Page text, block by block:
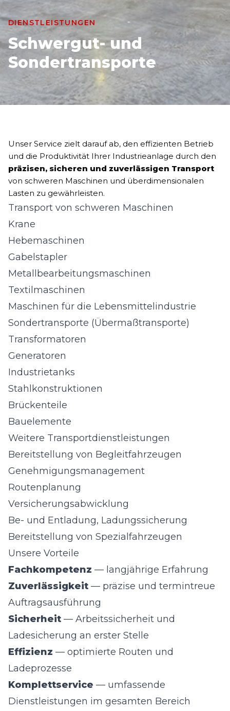
DIENSTLEISTUNGEN
Schwergut- und
Sondertransporte
Unser Service zielt darauf ab, den effizienten Betrieb
und die Produktivität Ihrer Industrieanlage durch den
präzisen, sicheren und zuverlässigen Transport
von schweren Maschinen und überdimensionalen
Lasten zu gewährleisten.
Transport von schweren Maschinen
Krane
Hebemaschinen
Gabelstapler
Metallbearbeitungsmaschinen
Textilmaschinen
Maschinen für die Lebensmittelindustrie
Sondertransporte (Übermaßtransporte)
Transformatoren
Generatoren
Industrietanks
Stahlkonstruktionen
Brückenteile
Bauelemente
Weitere Transportdienstleistungen
Bereitstellung von Begleitfahrzeugen
Genehmigungsmanagement
Routenplanung
Versicherungsabwicklung
Be- und Entladung, Ladungssicherung
Bereitstellung von Spezialfahrzeugen
Unsere Vorteile
Fachkompetenz — langjährige Erfahrung
Zuverlässigkeit — präzise und termintreue
Auftragsausführung
Sicherheit — Arbeitssicherheit und
Ladesicherung an erster Stelle
Effizienz — optimierte Routen und
Ladeprozesse
Komplettservice — umfassende
Dienstleistungen im gesamten Bereich